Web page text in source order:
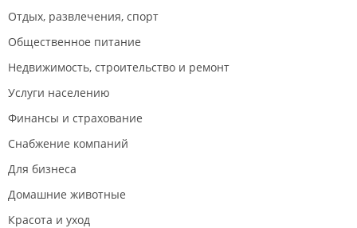
Отдых, развлечения, спорт
Общественное питание
Недвижимость, строительство и ремонт
Услуги населению
Финансы и страхование
Снабжение компаний
Для бизнеса
Домашние животные
Красота и уход